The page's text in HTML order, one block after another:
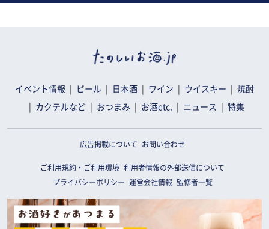
イベント情報 ビール 日本酒 ワイン ウイスキー 焼酎
カクテルなど おつまみ お酒etc. ニュース 特集
広告掲載について お問い合わせ
ご利用規約・ご利用環境 利用者情報の外部送信について
プライバシーポリシー
運営会社情報 監修者一覧